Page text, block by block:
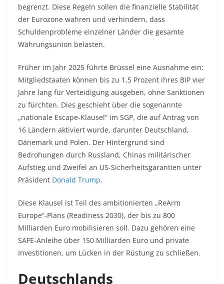
begrenzt. Diese Regeln sollen die finanzielle Stabilität
der Eurozone wahren und verhindern, dass
Schuldenprobleme einzelner Länder die gesamte
Währungsunion belasten.​
Früher im Jahr 2025 führte Brüssel eine Ausnahme ein:
Mitgliedstaaten können bis zu 1,5 Prozent ihres BIP vier
Jahre lang für Verteidigung ausgeben, ohne Sanktionen
zu fürchten. Dies geschieht über die sogenannte
„nationale Escape-Klausel“ im SGP, die auf Antrag von
16 Ländern aktiviert wurde, darunter Deutschland,
Dänemark und Polen. Der Hintergrund sind
Bedrohungen durch Russland, Chinas militärischer
Aufstieg und Zweifel an US-Sicherheitsgarantien unter
Präsident Donald Trump.​
Diese Klausel ist Teil des ambitionierten „ReArm
Europe“-Plans (Readiness 2030), der bis zu 800
Milliarden Euro mobilisieren soll. Dazu gehören eine
SAFE-Anleihe über 150 Milliarden Euro und private
Investitionen, um Lücken in der Rüstung zu schließen.​
Deutschlands